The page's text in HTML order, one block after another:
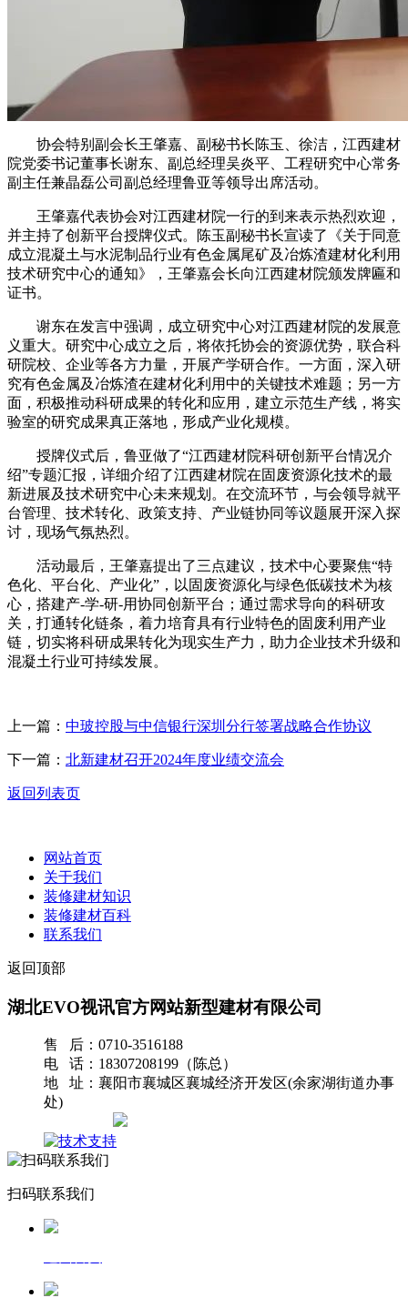
协会特别副会长王肇嘉、副秘书长陈玉、徐洁，江西建材
院党委书记董事长谢东、副总经理吴炎平、工程研究中心常务
副主任兼晶磊公司副总经理鲁亚等领导出席活动。
王肇嘉代表协会对江西建材院一行的到来表示热烈欢迎，
并主持了创新平台授牌仪式。陈玉副秘书长宣读了《关于同意
成立混凝土与水泥制品行业有色金属尾矿及冶炼渣建材化利用
技术研究中心的通知》，王肇嘉会长向江西建材院颁发牌匾和
证书。
谢东在发言中强调，成立研究中心对江西建材院的发展意
义重大。研究中心成立之后，将依托协会的资源优势，联合科
研院校、企业等各方力量，开展产学研合作。一方面，深入研
究有色金属及冶炼渣在建材化利用中的关键技术难题；另一方
面，积极推动科研成果的转化和应用，建立示范生产线，将实
验室的研究成果真正落地，形成产业化规模。
授牌仪式后，鲁亚做了“江西建材院科研创新平台情况介
绍”专题汇报，详细介绍了江西建材院在固废资源化技术的最
新进展及技术研究中心未来规划。在交流环节，与会领导就平
台管理、技术转化、政策支持、产业链协同等议题展开深入探
讨，现场气氛热烈。
活动最后，王肇嘉提出了三点建议，技术中心要聚焦“特
色化、平台化、产业化”，以固废资源化与绿色低碳技术为核
心，搭建产-学-研-用协同创新平台；通过需求导向的科研攻
关，打通转化链条，着力培育具有行业特色的固废利用产业
链，切实将科研成果转化为现实生产力，助力企业技术升级和
混凝土行业可持续发展。
上一篇： 中玻控股与中信银行深圳分行签署战略合作协议
下一篇： 北新建材召开2024年度业绩交流会
返回列表页
网站首页
关于我们
装修建材知识
装修建材百科
联系我们
返回顶部
湖北EVO视讯官方网站新型建材有限公司
售 后：0710-3516188
电 话：18307208199（陈总）
地 址：襄阳市襄城区襄城经济开发区(余家湖街道办事
处)
扫码联系我们